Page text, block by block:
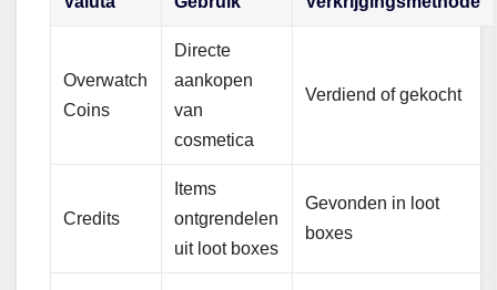
Overwatch
Coins
Directe
aankopen
van
cosmetica
Verdiend of gekocht
Credits
Items
ontgrendelen
uit loot boxes
Gevonden in loot
boxes